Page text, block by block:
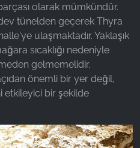
olarak mümkündür.
tünelden geçerek Thyra
ulaşmaktadır. Yaklaşık
sıcaklığı nedeniyle
gelmemelidir.
önemli bir yer değil,
etkileyici bir şekilde